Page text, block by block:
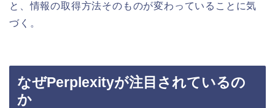
と、情報の取得方法そのものが変わっていることに気
づく。
なぜPerplexityが注目されているの
か